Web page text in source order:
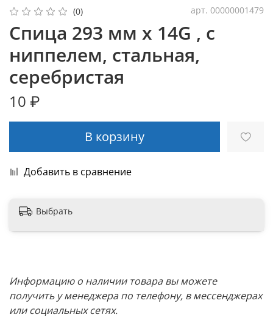
(0) арт. 00000001479
Спица 293 мм x 14G , с
ниппелем, стальная,
серебристая
10 ₽
В корзину
Добавить в сравнение
Выбрать
Информацию о наличии товара вы можете
получить у менеджера по телефону, в мессенджерах
или социальных сетях.